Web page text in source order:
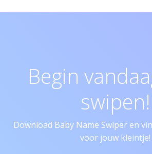
Begin
swipen!
Download Baby Name Swiper en
voor jouw kleintje!